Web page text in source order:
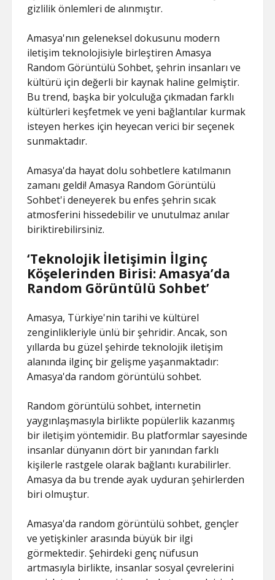
gizlilik önlemleri de alınmıştır.
Amasya'nın geleneksel dokusunu modern
iletişim teknolojisiyle birleştiren Amasya
Random Görüntülü Sohbet, şehrin insanları ve
kültürü için değerli bir kaynak haline gelmiştir.
Bu trend, başka bir yolculuğa çıkmadan farklı
kültürleri keşfetmek ve yeni bağlantılar kurmak
isteyen herkes için heyecan verici bir seçenek
sunmaktadır.
Amasya'da hayat dolu sohbetlere katılmanın
zamanı geldi! Amasya Random Görüntülü
Sohbet'i deneyerek bu enfes şehrin sıcak
atmosferini hissedebilir ve unutulmaz anılar
biriktirebilirsiniz.
‘Teknolojik İletişimin İlginç
Köşelerinden Birisi: Amasya’da
Random Görüntülü Sohbet’
Amasya, Türkiye'nin tarihi ve kültürel
zenginlikleriyle ünlü bir şehridir. Ancak, son
yıllarda bu güzel şehirde teknolojik iletişim
alanında ilginç bir gelişme yaşanmaktadır:
Amasya'da random görüntülü sohbet.
Random görüntülü sohbet, internetin
yaygınlaşmasıyla birlikte popülerlik kazanmış
bir iletişim yöntemidir. Bu platformlar sayesinde
insanlar dünyanın dört bir yanından farklı
kişilerle rastgele olarak bağlantı kurabilirler.
Amasya da bu trende ayak uyduran şehirlerden
biri olmuştur.
Amasya'da random görüntülü sohbet, gençler
ve yetişkinler arasında büyük bir ilgi
görmektedir. Şehirdeki genç nüfusun
artmasıyla birlikte, insanlar sosyal çevrelerini